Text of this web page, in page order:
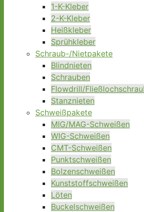
1-K-Kleber
2-K-Kleber
Heißkleber
Sprühkleber
Schraub-/Nietpakete
Blindnieten
Schrauben
Flowdrill/
Stanznieten
Schweißpakete
MIG/MAG-Schweißen
WIG-Schweißen
CMT-Schweißen
Punktschweißen
Bolzenschweißen
Kunststoffschweißen
Löten
Buckelschweißen